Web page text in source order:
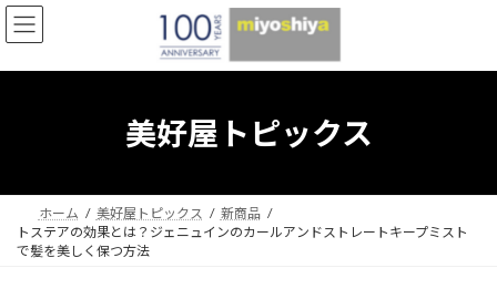
コ
ン
ン
ナ
ビ
ー
美好屋トピックス
ホーム 美好屋トピックス
新商品
トステアの効果とは？ジェニュインのカールアンドストレートキープミスト
で髪を美しく保つ方法